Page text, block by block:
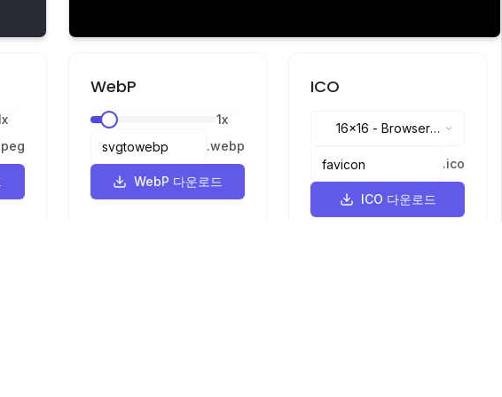
x
WebP
1x
.webp
WebP 다운로드
ICO
16x16 -Browser
.ico
ICO 다운로드